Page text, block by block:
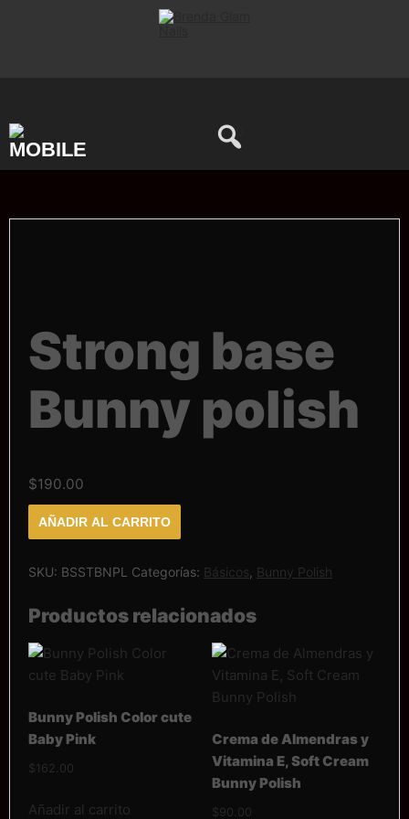
Strong base
Bunny polish
$190.00
Strong
base
Bunny
cantidad
AÑADIR AL CARRITO
SKU: BSSTBNPL Categorías: Básicos Bunny Polish
Productos relacionados
Bunny Polish Color cute
Baby Pink
$162.00
Añadir al carrito
Crema de Almendras y
Vitamina E, Soft Cream
Bunny Polish
$90.00